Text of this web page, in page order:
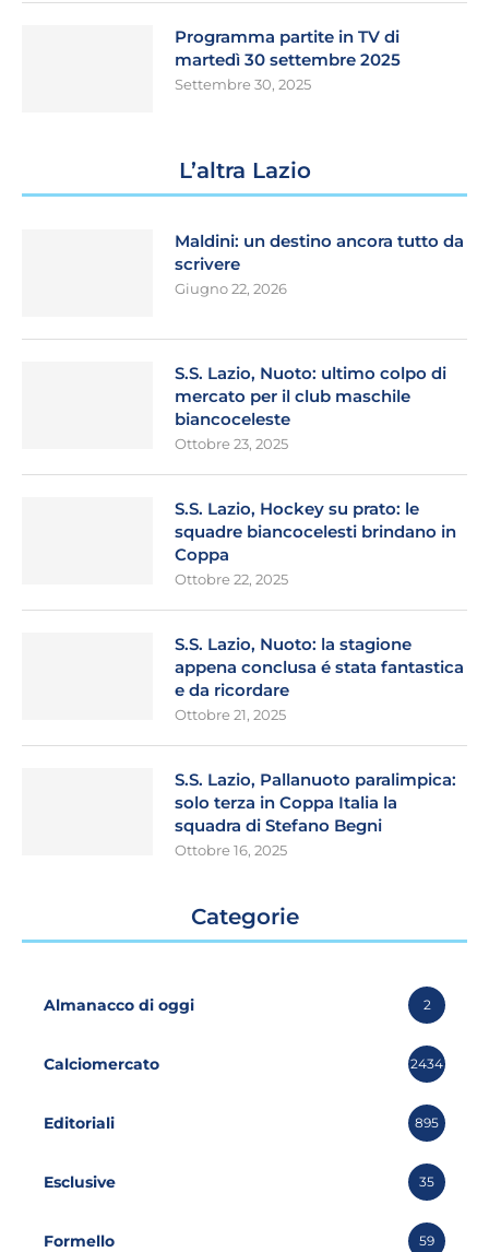
Programma partite in TV di
martedì 30 settembre 2025
Settembre 30, 2025
L’altra Lazio
Maldini: un destino ancora tutto da
scrivere
Giugno 22, 2026
S.S. Lazio, Nuoto: ultimo colpo di
mercato per il club maschile
biancoceleste
Ottobre 23, 2025
S.S. Lazio, Hockey su prato: le
squadre biancocelesti brindano in
Coppa
Ottobre 22, 2025
S.S. Lazio, Nuoto: la stagione
appena conclusa é stata fantastica
e da ricordare
Ottobre 21, 2025
S.S. Lazio, Pallanuoto paralimpica:
solo terza in Coppa Italia la
squadra di Stefano Begni
Ottobre 16, 2025
Categorie
Almanacco di oggi 2
Calciomercato 2434
Editoriali 895
Esclusive 35
Formello 59